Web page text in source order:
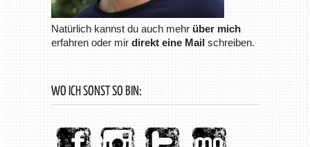
Natürlich kannst du auch mehr über mich
erfahren oder mir direkt eine Mailschreiben.
WO ICH SONST SO BIN: